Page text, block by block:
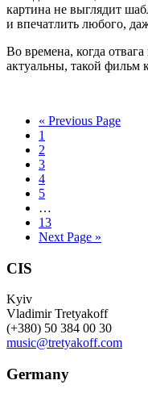
картина не выглядит
и впечатлить любого,
Во времена, когда
актуальны, такой фильм
« Previous Page
1
2
3
4
5
…
13
Next Page »
CIS
Kyiv
Vladimir Tretyakoff
(+380) 50 384 00 30
music@tretyakoff.com
Germany